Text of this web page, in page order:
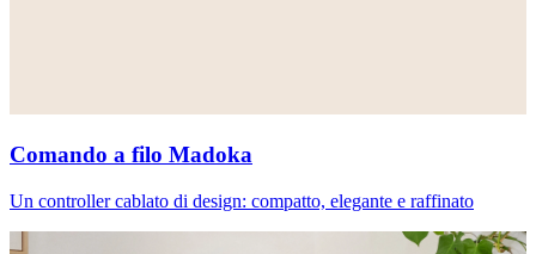
Comando a filo Madoka
Un controller cablato di design: compatto, elegante e raffinato